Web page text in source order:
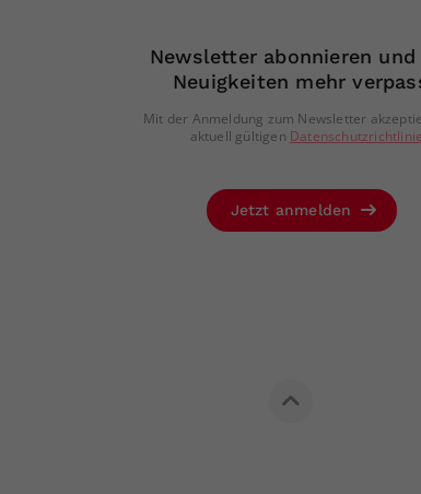
Newsletter abonnieren und
Neuigkeiten mehr
Mit der Anmeldung zum Newsletter
aktuell gültigen
Jetzt anmelden